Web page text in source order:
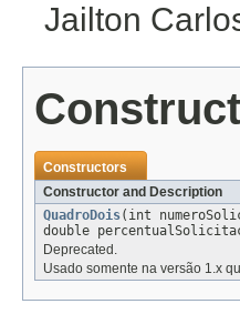
Jailton
Constructors
Constructor and Description
QuadroDois(int
double
Deprecated.
Usado somente na versão 1.x